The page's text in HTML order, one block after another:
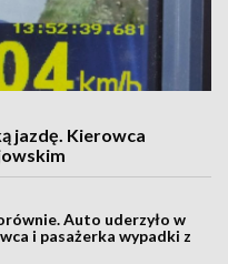
jazdę. Kierowca
Auto uderzyło w
i pasażerka wypadki z